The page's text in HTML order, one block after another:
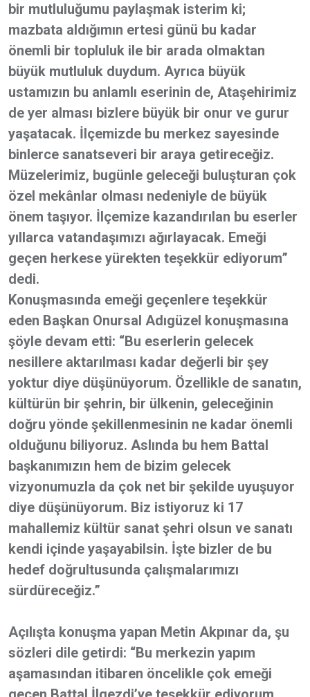
bir mutluluğumu paylaşmak isterim ki;
mazbata aldığımın ertesi günü bu kadar
önemli bir topluluk ile bir arada olmaktan
büyük mutluluk duydum. Ayrıca büyük
ustamızın bu anlamlı eserinin de, Ataşehirimiz
de yer alması bizlere büyük bir onur ve gurur
yaşatacak. İlçemizde bu merkez sayesinde
binlerce sanatseveri bir araya getireceğiz.
Müzelerimiz, bugünle geleceği buluşturan çok
özel mekânlar olması nedeniyle de büyük
önem taşıyor. İlçemize kazandırılan bu eserler
yıllarca vatandaşımızı ağırlayacak. Emeği
geçen herkese yürekten teşekkür ediyorum”
dedi.
Konuşmasında emeği geçenlere teşekkür
eden Başkan Onursal Adıgüzel konuşmasına
şöyle devam etti: “Bu eserlerin gelecek
nesillere aktarılması kadar değerli bir şey
yoktur diye düşünüyorum. Özellikle de sanatın,
kültürün bir şehrin, bir ülkenin, geleceğinin
doğru yönde şekillenmesinin ne kadar önemli
olduğunu biliyoruz. Aslında bu hem Battal
başkanımızın hem de bizim gelecek
vizyonumuzla da çok net bir şekilde uyuşuyor
diye düşünüyorum. Biz istiyoruz ki 17
mahallemiz kültür sanat şehri olsun ve sanatı
kendi içinde yaşayabilsin. İşte bizler de bu
hedef doğrultusunda çalışmalarımızı
sürdüreceğiz.”
Açılışta konuşma yapan Metin Akpınar da, şu
sözleri dile getirdi: “Bu merkezin yapım
aşamasından itibaren öncelikle çok emeği